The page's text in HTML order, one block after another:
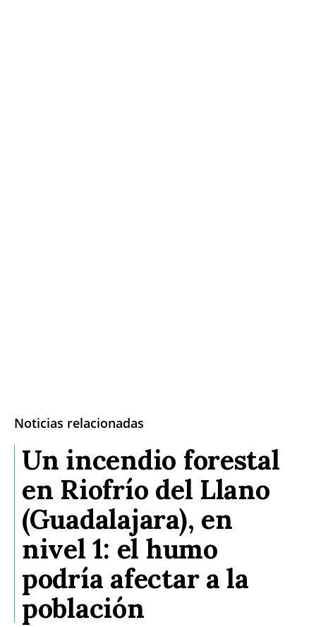
Noticias relacionadas
Un incendio forestal
en Riofrío del Llano
(Guadalajara), en
nivel 1: el humo
podría afectar a la
población